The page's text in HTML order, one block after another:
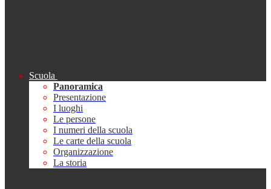
Scuola
Panoramica
Presentazione
I luoghi
Le persone
I numeri della scuola
Le carte della scuola
Organizzazione
La storia